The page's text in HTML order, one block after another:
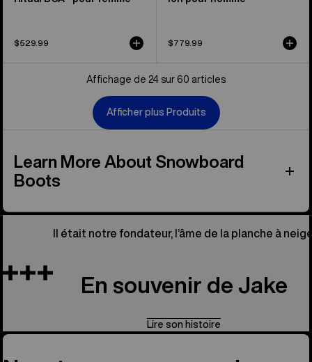
$529.99 $779.99
Affichage de 24 sur 60 articles
Afficher plus Produits
Learn More About Snowboard
Boots
Il était notre fondateur, l’âme de la planche à
En souvenir de Jake
Lire son histoire